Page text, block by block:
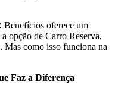
Benefícios oferece um
opção de Carro Reserva,
Mas como isso funciona na
Faz a Diferença